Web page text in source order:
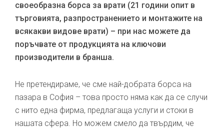
своеобразна борса за врати (21 години опит в
търговията, разпространението и монтажите на
всякакви видове врати) – при нас можете да
поръчвате от продукцията на ключови
производители в бранша.
Не претендираме, че сме най-добрата борса на
пазара в София – това просто няма как да се случи
с нито една фирма, предлагаща услуги и стоки в
нашата сфера. Но можем смело да твърдим, че